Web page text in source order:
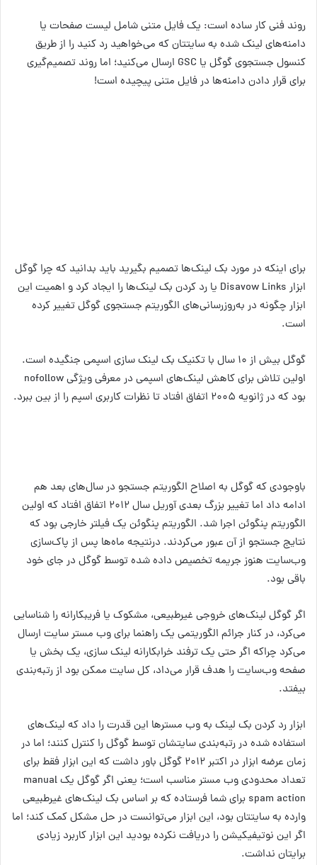
روند فنی کار ساده است: یک فایل متنی شامل لیست صفحات یا
دامنه‌های لینک شده به سایتتان که می‌خواهید رد کنید را از طریق
کنسول جستجوی گوگل یا GSC ارسال می‌کنید؛ اما روند تصمیم‌گیری
برای قرار دادن دامنه‌ها در فایل متنی پیچیده است!
برای اینکه در مورد بک لینک‌ها تصمیم بگیرید باید بدانید که چرا گوگل
ابزار Disavow Links یا رد کردن بک لینک‌ها را ایجاد کرد و اهمیت این
ابزار چگونه در به‌روزرسانی‌های الگوریتم جستجوی گوگل تغییر کرده
است.
گوگل بیش از ۱۰ سال با تکنیک بک لینک سازی اسپمی جنگیده است.
اولین تلاش برای کاهش لینک‌های اسپمی در معرفی ویژگی nofollow
بود که در ژانویه ۲۰۰۵ اتفاق افتاد تا نظرات کاربری اسپم را از بین ببرد.
باوجودی که گوگل به اصلاح الگوریتم جستجو در سال‌های بعد هم
ادامه داد اما تغییر بزرگ بعدی آوریل سال ۲۰۱۲ اتفاق افتاد که اولین
الگوریتم پنگوئن اجرا شد. الگوریتم پنگوئن یک فیلتر خارجی بود که
نتایج جستجو از آن عبور می‌کردند. درنتیجه ماه‌ها پس از پاک‌سازی
وب‌سایت هنوز جریمه تخصیص داده شده توسط گوگل در جای خود
باقی بود.
اگر گوگل لینک‌های خروجی غیرطبیعی، مشکوک یا فریبکارانه را شناسایی
می‌کرد، در کنار جرائم الگوریتمی یک راهنما برای وب مستر سایت ارسال
می‌کرد چراکه اگر حتی یک ترفند خرابکارانه لینک سازی، یک بخش یا
صفحه وب‌سایت را هدف قرار می‌داد، کل سایت ممکن بود از رتبه‌بندی
بیفتد.
ابزار رد کردن بک لینک به وب مسترها این قدرت را داد که لینک‌های
استفاده شده در رتبه‌بندی سایتشان توسط گوگل را کنترل کنند؛ اما در
زمان عرضه ابزار در اکتبر ۲۰۱۲ گوگل باور داشت که این ابزار فقط برای
تعداد محدودی وب مستر مناسب است؛ یعنی اگر گوگل یک manual
spam action برای شما فرستاده که بر اساس بک لینک‌های غیرطبیعی
وارده به سایتتان بود، این ابزار می‌توانست در حل مشکل کمک کند؛ اما
اگر این نوتیفیکیشن را دریافت نکرده‌ بودید این ابزار کاربرد زیادی
برایتان نداشت.